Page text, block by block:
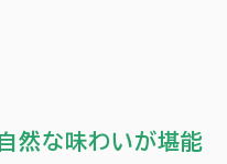
然な味わいが堪能